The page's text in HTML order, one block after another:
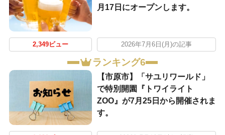
月17日にオープンします。
2,349ビュー 2026年7月6日(月)の記事
ランキング6
【市原市】「サユリワールド」
で特別開園『トワイライト
ZOO』が7月25日から開催されま
す。